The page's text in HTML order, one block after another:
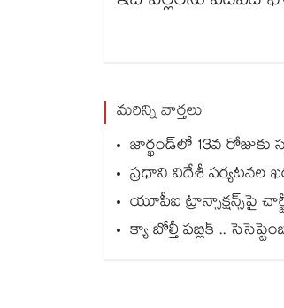
మరిన్ని వార్తలు
జార్ఖండ్‌‌‌‌లో 13వ రోజుకు
ప్రధాని విదేశీ పర్యటనల
యూపీఐ ట్రాన్సాక్షన్స్‌‌‌‌‌‌‌‌‌‌‌‌‌‌‌‌పై
క్యా బోల్తీ పబ్లిక్ ..